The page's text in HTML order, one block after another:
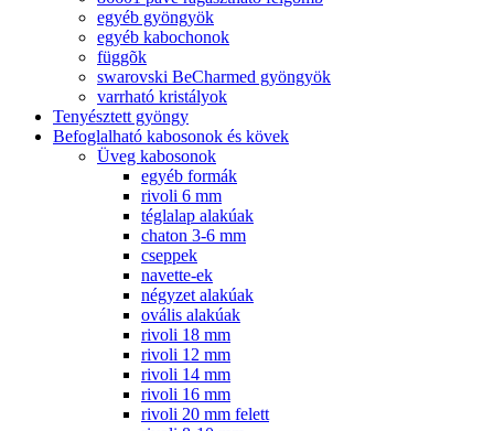
egyéb gyöngyök
egyéb kabochonok
függõk
swarovski BeCharmed gyöngyök
varrható kristályok
Tenyésztett gyöngy
Befoglalható kabosonok és kövek
Üveg kabosonok
egyéb formák
rivoli 6 mm
téglalap alakúak
chaton 3-6 mm
cseppek
navette-ek
négyzet alakúak
ovális alakúak
rivoli 18 mm
rivoli 12 mm
rivoli 14 mm
rivoli 16 mm
rivoli 20 mm felett